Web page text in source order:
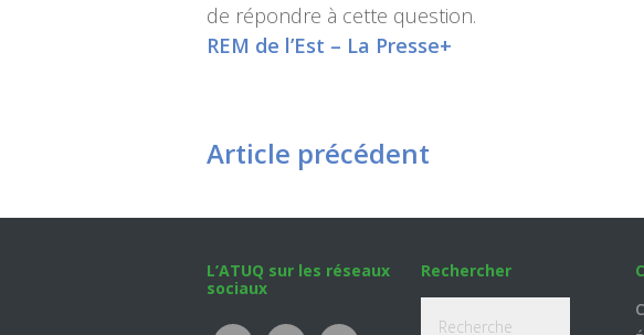
de répondre à cette question.
REM de l’Est – La Presse+
Article précédent
L’ATUQ sur les réseaux
sociaux
Rechercher